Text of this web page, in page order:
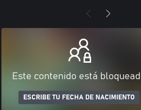
Este contenido está
ESCRIBE TU FECHA DE NACIMIENTO